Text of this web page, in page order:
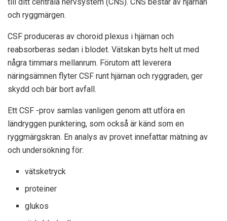
och ryggmärgen.
CSF produceras av choroid plexus i hjärnan och
reabsorberas sedan i blodet. Vätskan byts helt ut med
några timmars mellanrum. Förutom att leverera
näringsämnen flyter CSF runt hjärnan och ryggraden, ger
skydd och bär bort avfall.
Ett CSF -prov samlas vanligen genom att utföra en
ländryggen punktering, som också är känd som en
ryggmärgskran. En analys av provet innefattar mätning av
och undersökning för:
vätsketryck
proteiner
glukos